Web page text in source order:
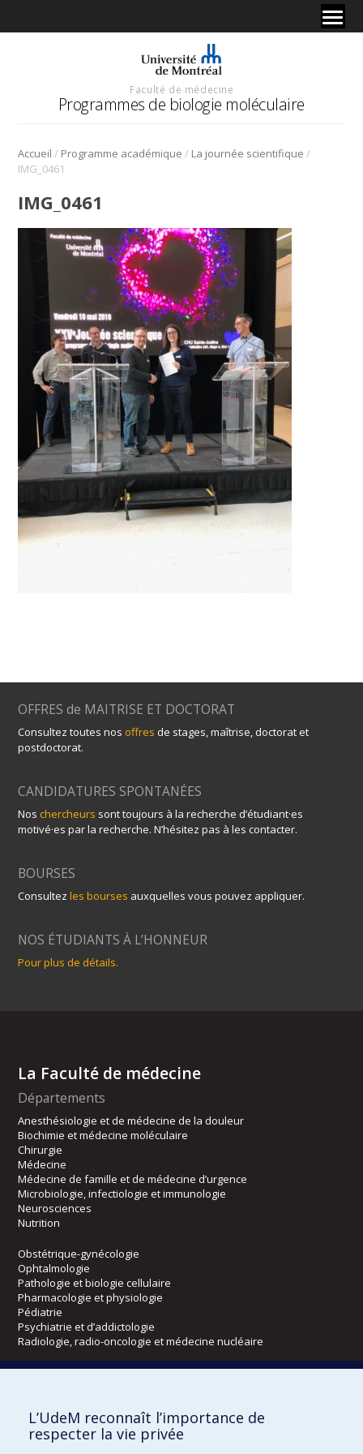
Faculté de médecine
Programmes de biologie moléculaire
Accueil / Programme académique / La journée scientifique /
IMG_0461
IMG_0461
OFFRES de MAITRISE ET DOCTORAT
Consultez toutes nos offres de stages, maîtrise, doctorat et
postdoctorat.
CANDIDATURES SPONTANÉES
Noschercheurs sont toujours à la recherche d’étudiant·es
motivé·es par la recherche. N’hésitez pas à les contacter.
BOURSES
Consultezles bourses auxquelles vous pouvez appliquer.
NOS ÉTUDIANTS À L’HONNEUR
Pour plus de détails.
La Faculté de médecine
Départements
Anesthésiologie et de médecine de la douleur
Biochimie et médecine moléculaire
Chirurgie
Médecine
Médecine de famille et de médecine d’urgence
Microbiologie, infectiologie et immunologie
Neurosciences
Nutrition
Obstétrique-gynécologie
Ophtalmologie
Pathologie et biologie cellulaire
Pharmacologie et physiologie
Pédiatrie
Psychiatrie et d’addictologie
Radiologie, radio-oncologie et médecine nucléaire
Kinésiologie et des sciences de l’activité physique
Orthophonie et audiologie
L’UdeM reconnaît l’importance de
respecter la vie privée